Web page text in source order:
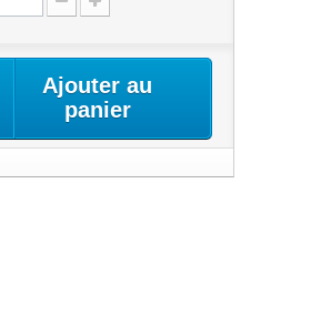
Ajouter au
panier